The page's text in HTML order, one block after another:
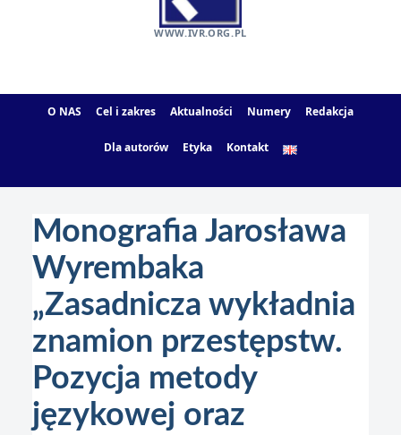
WWW.IVR.ORG.PL
O NAS Cel i zakres Aktualności Numery Redakcja
Dla autorów Etyka Kontakt
Monografia Jarosława
Wyrembaka
„Zasadnicza wykładnia
znamion przestępstw.
Pozycja metody
językowej oraz